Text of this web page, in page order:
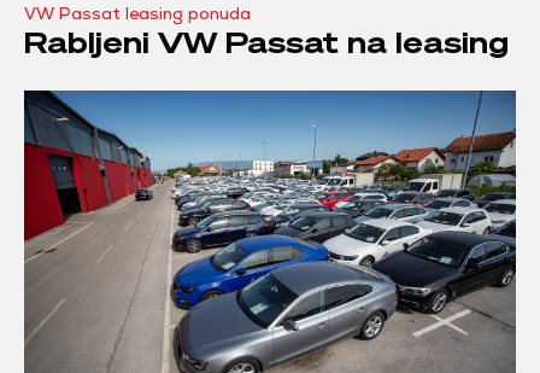
VW Passat leasing ponuda
Rabljeni VW Passat na leasing